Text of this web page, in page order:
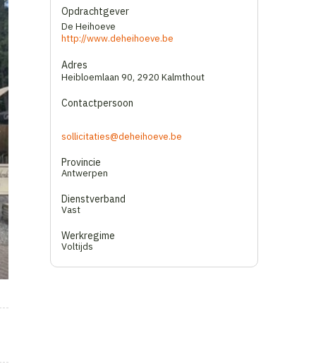
Opdrachtgever
De Heihoeve
http://www.deheihoeve.be
Adres
Heibloemlaan 90, 2920 Kalmthout
Contactpersoon
sollicitaties@deheihoeve.be
Provincie
Antwerpen
Dienstverband
Vast
Werkregime
Voltijds